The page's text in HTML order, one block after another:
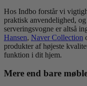
Hos Indbo forstår vi
praktisk anvendelighed,
serveringsvogne er altså
Hansen, Naver Collection
produkter af højeste
funktion i dit hjem.
Mere end bare